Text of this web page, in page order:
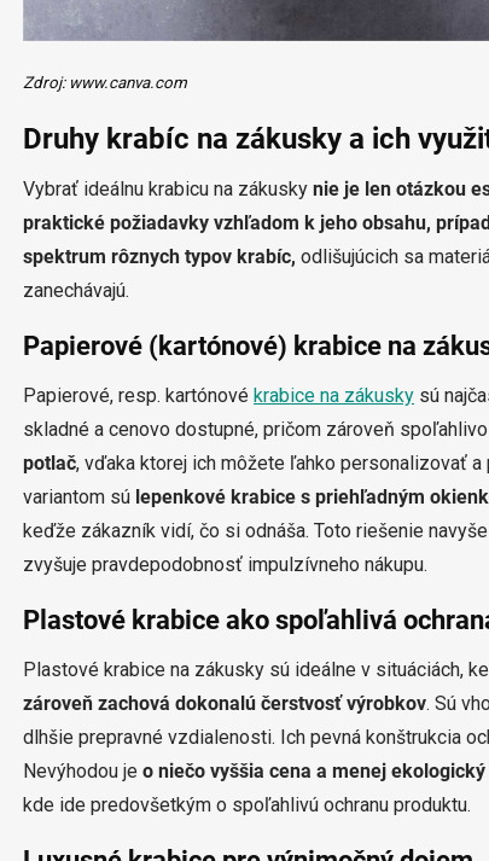
Zdroj: www.canva.com
Druhy krabíc na zákusky a ich
Vybrať ideálnu krabicu na zákusky nie je len otázkou
praktické požiadavky vzhľadom k jeho obsahu,
spektrum rôznych typov krabíc, odlišujúcich sa
zanechávajú.
Papierové (kartónové) krabice na
Papierové, resp. kartónové krabice na zákusky sú
skladné a cenovo dostupné, pričom zároveň
potlač, vďaka ktorej ich môžete ľahko personalizovať
variantom sú lepenkové krabice s priehľadným
keďže zákazník vidí, čo si odnáša. Toto riešenie
zvyšuje pravdepodobnosť impulzívneho nákupu.
Plastové krabice ako spoľahlivá
Plastové krabice na zákusky sú ideálne v situáciách,
zároveň zachová dokonalú čerstvosť výrobkov. Sú
dlhšie prepravné vzdialenosti. Ich pevná konštrukcia
Nevýhodou je o niečo vyššia cena a menej
kde ide predovšetkým o spoľahlivú ochranu produktu.